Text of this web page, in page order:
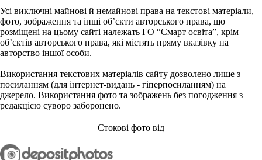
Усі виключні майнові й немайнові права на текстові матеріали,
фото, зображення та інші об’єкти авторського права, що
розміщені на цьому сайті належать ГО “Смарт освіта”, крім
об’єктів авторського права, які містять пряму вказівку на
авторство іншої особи.
Використання текстових матеріалів сайту дозволено лише з
посиланням (для інтернет-видань - гіперпосиланням) на
джерело. Використання фото та зображень без погодження з
редакцією суворо заборонено.
Стокові фото від